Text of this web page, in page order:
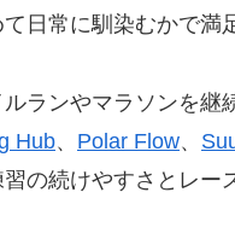
日常に馴染むかで満
ランやマラソンを継
Hub、 Polar Flow、
の続けやすさとレー